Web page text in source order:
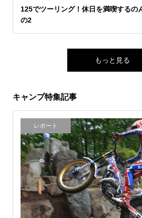
125でツーリング！休日を満喫するの
の2
もっと見る
キャンプ特集記事
レポート